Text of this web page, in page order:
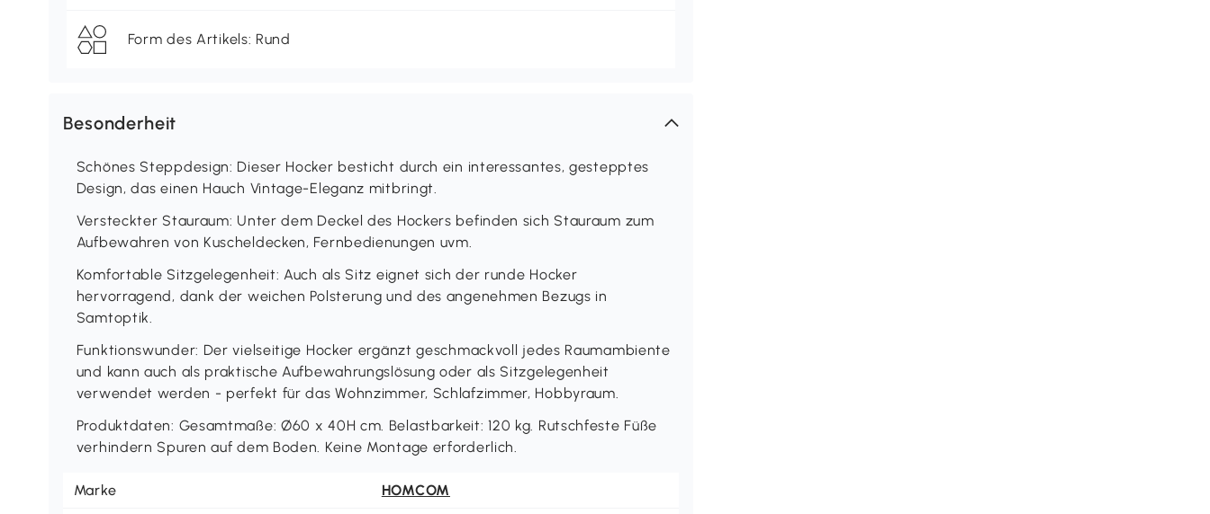
Form des Artikels: Rund
Besonderheit
Schönes Steppdesign: Dieser Hocker besticht durch ein interessantes, gestepptes
Design, das einen Hauch Vintage-Eleganz mitbringt.
Versteckter Stauraum: Unter dem Deckel des Hockers befinden sich Stauraum zum
Aufbewahren von Kuscheldecken, Fernbedienungen uvm.
Komfortable Sitzgelegenheit: Auch als Sitz eignet sich der runde Hocker
hervorragend, dank der weichen Polsterung und des angenehmen Bezugs in
Samtoptik.
Funktionswunder: Der vielseitige Hocker ergänzt geschmackvoll jedes Raumambiente
und kann auch als praktische Aufbewahrungslösung oder als Sitzgelegenheit
verwendet werden - perfekt für das Wohnzimmer, Schlafzimmer, Hobbyraum.
Produktdaten: Gesamtmaße: Ø60 x 40H cm. Belastbarkeit: 120 kg. Rutschfeste Füße
verhindern Spuren auf dem Boden. Keine Montage erforderlich.
Marke HOMCOM